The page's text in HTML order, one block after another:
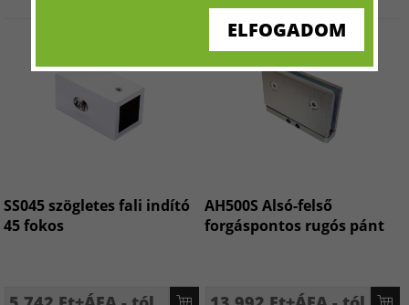
SS045 szögletes fali indító
45 fokos
AH500S Alsó-felső
forgáspontos rugós pánt
ELFOGADOM